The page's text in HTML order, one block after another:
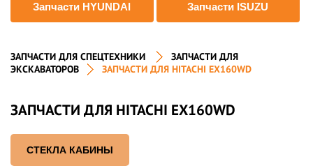
Запчасти HYUNDAI Запчасти ISUZU
ЗАПЧАСТИ ДЛЯ СПЕЦТЕХНИКИ
ЗАПЧАСТИ ДЛЯ
ЭКСКАВАТОРОВ
ЗАПЧАСТИ ДЛЯ HITACHI EX160WD
ЗАПЧАСТИ ДЛЯ HITACHI EX160WD
СТЕКЛА КАБИНЫ